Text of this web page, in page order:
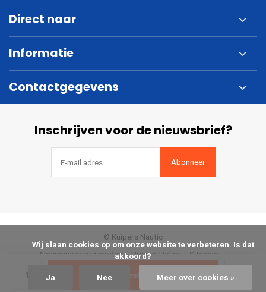
Bestellen
Direct naar
Informatie
Contactgegevens
Inschrijven voor de nieuwsbrief?
Abonneer
Algemene voorwaarden Privacy Policy Sitemap
© Kuipers Nautic
akkoord?
Ja Nee Meer over cookies »